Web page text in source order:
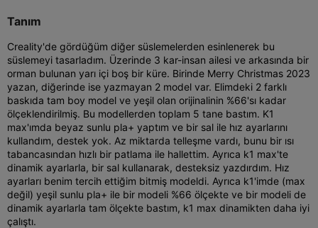
Tanım
Creality'de gördüğüm diğer süslemelerden esinlenerek bu
süslemeyi tasarladım. Üzerinde 3 kar-insan ailesi ve arkasında bir
orman bulunan yarı içi boş bir küre. Birinde Merry Christmas 2023
yazan, diğerinde ise yazmayan 2 model var. Elimdeki 2 farklı
baskıda tam boy model ve yeşil olan orijinalinin %66'sı kadar
ölçeklendirilmiş. Bu modellerden toplam 5 tane bastım. K1
max'ımda beyaz sunlu pla+ yaptım ve bir sal ile hız ayarlarını
kullandım, destek yok. Az miktarda telleşme vardı, bunu bir ısı
tabancasından hızlı bir patlama ile hallettim. Ayrıca k1 max'te
dinamik ayarlarla, bir sal kullanarak, desteksiz yazdırdım. Hız
ayarları benim tercih ettiğim bitmiş modeldi. Ayrıca k1'imde (max
değil) yeşil sunlu pla+ ile bir modeli %66 ölçekte ve bir modeli de
dinamik ayarlarla tam ölçekte bastım, k1 max dinamikten daha iyi
çalıştı.